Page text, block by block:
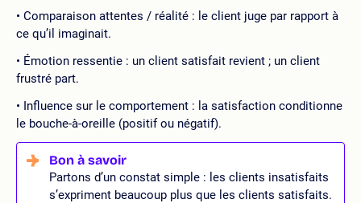
Comparaison attentes / réalité : le client juge par rapport à
ce qu’il imaginait.
Émotion ressentie : un client satisfait revient ; un client
frustré part.
Influence sur le comportement : la satisfaction conditionne
le bouche-à-oreille (positif ou négatif).
Partons d’un constat simple : les clients insatisfaits
s’expriment beaucoup plus que les clients satisfaits.